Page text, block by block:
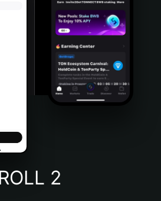
2